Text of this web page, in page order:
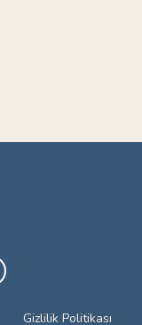
Gizlilik Politikası